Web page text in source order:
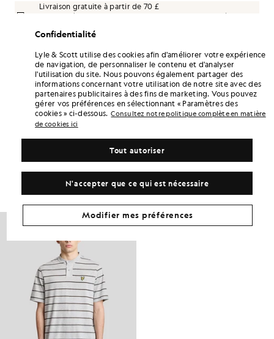
Livraison gratuite à partir de 70 £
Livraison à domicile et points de retrait. Retours et échanges
points «270» grâce à cet achat.
6 points = 1,00 £GB
S'INSCRIRE
DÉTAILS DU PRODUIT
COMPOSITION ET ENTRETIEN
Adoptez ce look
Composez une tenue complète avec des pièces raffinées, conçues
pour rehausser votre garde-robe.
ARTICLES ASSORTISVOUS AIMEREZ PEUT-ÊTRE AUSSI
Confidentialité
Lyle & Scott utilise des cookies afin d'améliorer votre expérience
de navigation, de personnaliser le contenu et d'analyser
l'utilisation du site. Nous pouvons également partager des
informations concernant votre utilisation de notre site avec des
partenaires publicitaires à des fins de marketing. Vous pouvez
gérer vos préférences en sélectionnant « Paramètres des
cookies » ci-dessous. Consultez notre politique complète en matière
de cookies ici
N'accepter que ce qui est nécessaire
Tout autoriser
Modifier mes préférences